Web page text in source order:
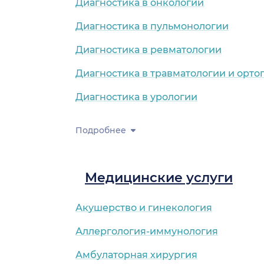
Диагностика в онкологии
Диагностика в пульмонологии
Диагностика в ревматологии
Диагностика в травматологии и
Диагностика в урологии
Подробнее
Медицинские услуги
Акушерство и гинекология
Аллергология-иммунология
Амбулаторная хирургия